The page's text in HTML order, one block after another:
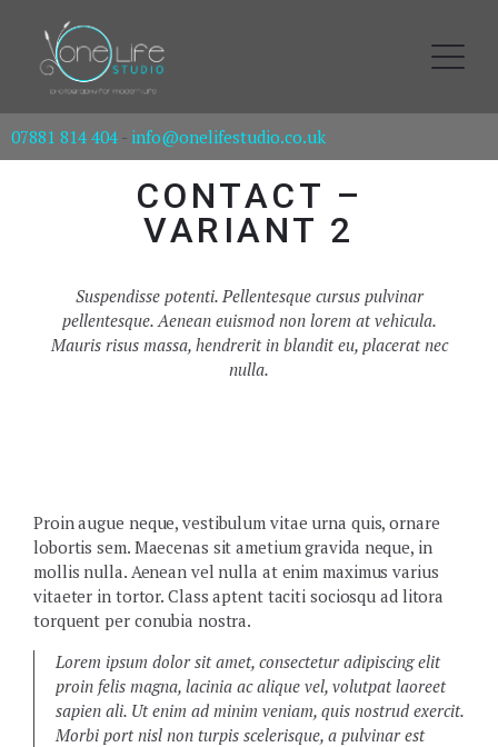
07881 814 404 - info@onelifestudio.co.uk
CONTACT –
VARIANT 2
Suspendisse potenti. Pellentesque cursus pulvinar
pellentesque. Aenean euismod non lorem at vehicula.
Mauris risus massa, hendrerit in blandit eu, placerat nec
nulla.
Proin augue neque, vestibulum vitae urna quis, ornare
lobortis sem. Maecenas sit ametium gravida neque, in
mollis nulla. Aenean vel nulla at enim maximus varius
vitaeter in tortor. Class aptent taciti sociosqu ad litora
torquent per conubia nostra.
Lorem ipsum dolor sit amet, consectetur adipiscing elit
proin felis magna, lacinia ac alique vel, volutpat laoreet
sapien ali. Ut enim ad minim veniam, quis nostrud exercit.
Morbi port nisl non turpis scelerisque, a pulvinar est